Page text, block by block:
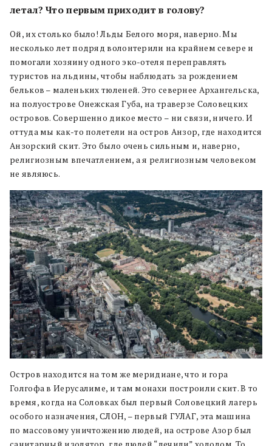
летал? Что первым приходит в голову?
Ой, их столько было! Льды Белого моря, наверно. Мы
несколько лет подряд волонтерили на крайнем севере и
помогали хозяину одного эко-отеля переправлять
туристов на льдины, чтобы наблюдать за рождением
бельков – маленьких тюленей. Это севернее Архангельска,
на полуострове Онежская Губа, на траверзе Соловецких
островов. Совершенно дикое место – ни связи, ничего. И
оттуда мы как-то полетели на остров Анзор, где находится
Анзорский скит. Это было очень сильным и, наверно,
религиозным впечатлением, а я религиозным человеком
не являюсь.
Остров находится на том же меридиане, что и гора
Голгофа в Иерусалиме, и там монахи построили скит. В то
время, когда на Соловках был первый Соловецкий лагерь
особого назначения, СЛОН, – первый ГУЛАГ, эта машина
по массовому уничтожению людей, на острове Азор был